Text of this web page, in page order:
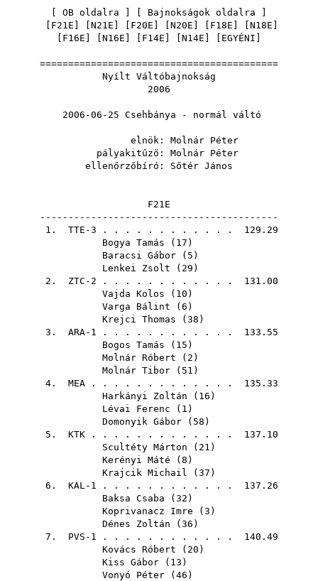
OB oldalra Bajnokságok oldalra
F21E N21E F20E N20E F18E N18E
F16E N16E F14E N14E EGYÉNI
==========================================
Nyílt Váltóbajnokság
2006
2006-06-25 Csehbánya - normál váltó
elnök: Molnár Péter
pályakitűző: Molnár Péter
ellenőrzőbíró: Sőtér János
F21E
------------------------------------------
1. TTE-3 . . . . . . . . . . . . 129.29
Bogya Tamás ( 17 )
Baracsi Gábor ( 5 )
Lenkei Zsolt ( 29 )
2. ZTC-2 . . . . . . . . . . . . 131.00
Vajda Kolos ( 10 )
Varga Bálint ( 6 )
Krejci Thomas ( 38 )
3. ARA-1 . . . . . . . . . . . . 133.55
Bogos Tamás ( 15 )
Molnár Róbert ( 2 )
Molnár Tibor ( 51 )
4. MEA . . . . . . . . . . . . . 135.33
Harkányi Zoltán ( 16 )
Lévai Ferenc ( 1 )
Domonyik Gábor ( 58 )
5. KTK . . . . . . . . . . . . . 137.10
Scultéty Márton ( 21 )
Kerényi Máté ( 8 )
Krajcik Michail ( 37 )
6. KAL-1 . . . . . . . . . . . . 137.26
Baksa Csaba ( 32 )
Koprivanacz Imre ( 3 )
Dénes Zoltán ( 36 )
7. PVS-1 . . . . . . . . . . . . 140.49
Kovács Róbert ( 20 )
Kiss Gábor ( 13 )
Vonyó Péter ( 46 )